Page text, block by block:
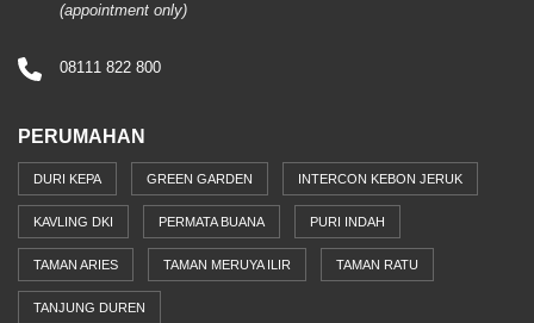
(appointment only)
08111 822 800
PERUMAHAN
DURI KEPA GREEN GARDEN INTERCON KEBON JERUK
KAVLING DKI PERMATA BUANA PURI INDAH
TAMAN ARIES TAMAN MERUYA ILIR TAMAN RATU
TANJUNG DUREN